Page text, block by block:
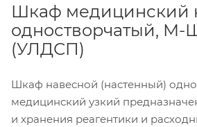
Шкаф медицинский
одностворчатый,
(УЛДСП)
Шкаф навесной (настенный)
медицинский узкий
и хранения реагентики и